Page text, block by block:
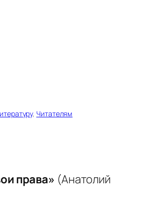
, Читателям
права» (Анатолий